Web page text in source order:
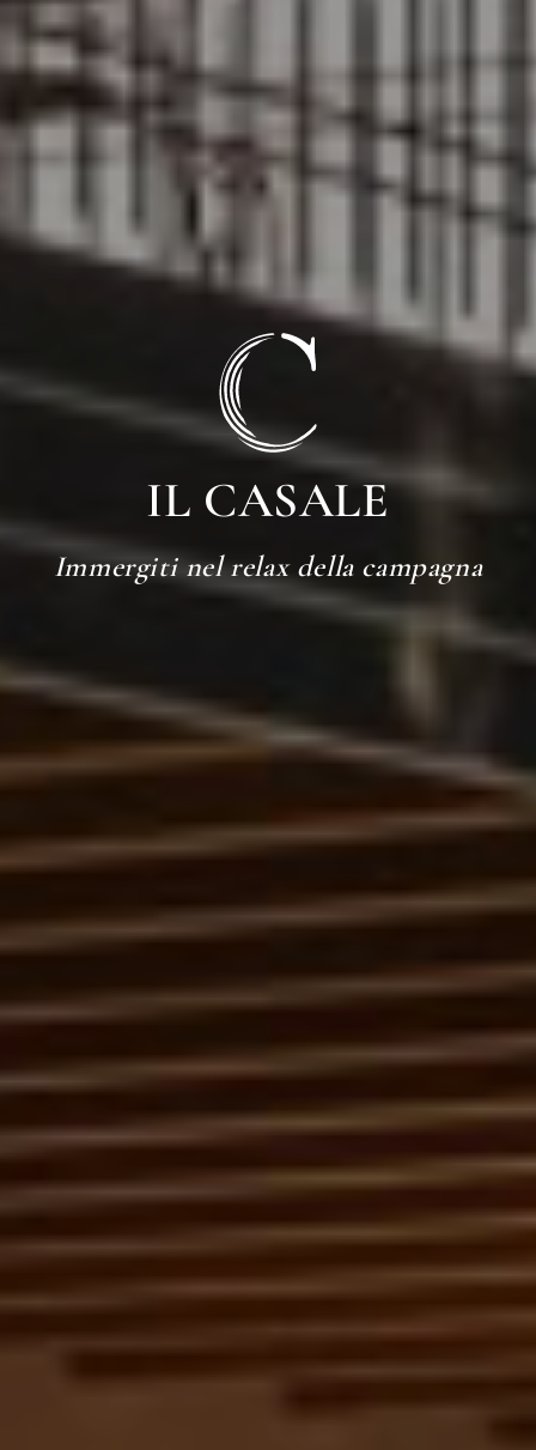
IL CASALE
Immergiti nel relax della campagna